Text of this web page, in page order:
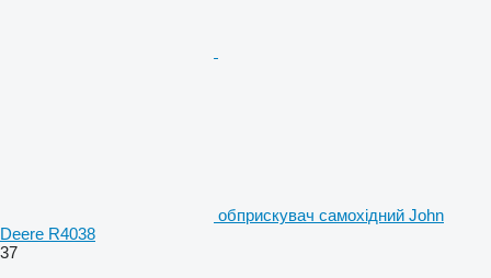
обприскувач самохідний John
Deere R4038
37